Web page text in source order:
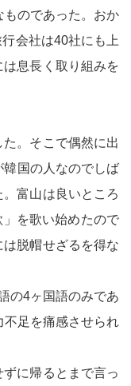
ものであった。おか
会社は40社にも上
息長く取り組みを
。そこで偶然に出
国の人なのでしば
富山は良いところ
を歌い始めたので
脱帽せざるを得な
の4ヶ国語のみであ
不足を痛感させられ
に帰るとまで言っ